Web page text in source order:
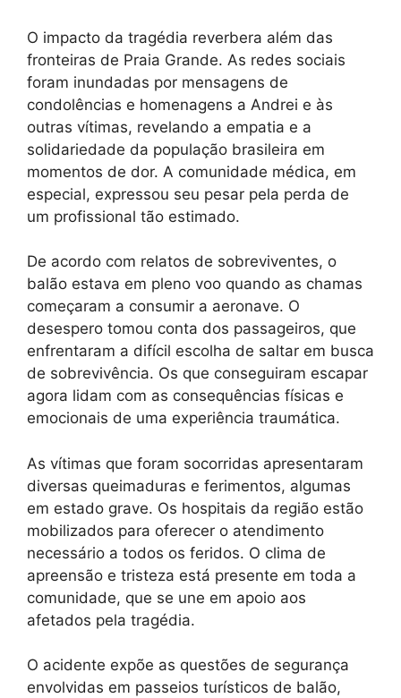
O impacto da tragédia reverbera além das
fronteiras de Praia Grande. As redes sociais
foram inundadas por mensagens de
condolências e homenagens a Andrei e às
outras vítimas, revelando a empatia e a
solidariedade da população brasileira em
momentos de dor. A comunidade médica, em
especial, expressou seu pesar pela perda de
um profissional tão estimado.
De acordo com relatos de sobreviventes, o
balão estava em pleno voo quando as chamas
começaram a consumir a aeronave. O
desespero tomou conta dos passageiros, que
enfrentaram a difícil escolha de saltar em busca
de sobrevivência. Os que conseguiram escapar
agora lidam com as consequências físicas e
emocionais de uma experiência traumática.
As vítimas que foram socorridas apresentaram
diversas queimaduras e ferimentos, algumas
em estado grave. Os hospitais da região estão
mobilizados para oferecer o atendimento
necessário a todos os feridos. O clima de
apreensão e tristeza está presente em toda a
comunidade, que se une em apoio aos
afetados pela tragédia.
O acidente expõe as questões de segurança
envolvidas em passeios turísticos de balão,